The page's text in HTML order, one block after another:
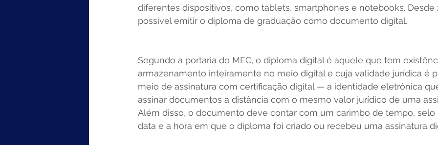
diferentes dispositivos, como tablets, smartphones e notebooks. Desde
possível emitir o diploma de graduação como documento digital.
Segundo a portaria do MEC, o diploma digital é aquele que tem
armazenamento inteiramente no meio digital e cuja validade jurídica é
meio de assinatura com certificação digital — a identidade eletrônica
assinar documentos a distância com o mesmo valor jurídico de uma
Além disso, o documento deve contar com um carimbo de tempo, selo
data e a hora em que o diploma foi criado ou recebeu uma assinatura